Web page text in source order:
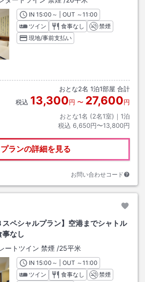
INチェックイン
15:00 ～ | OUT チェックアウト
～11:00
ツイン
食事なし
禁煙
現地/事前支払い
おとな2名 1泊1部屋 合計
税込 13,300円 〜 27,600円
おとな1名 (2名1室)｜ 1泊
税込 6,650円〜13,800円
プランの詳細を見る
お問い合わせコード
スペシャルプラン】空港までシャトル
なし
ートツイン 禁煙 /25平米
INチェックイン
15:00 ～ | OUT チェックアウト
～11:00
ツイン
食事なし
禁煙